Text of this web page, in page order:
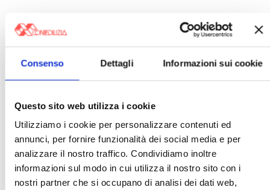
Consenso Dettagli Informazioni sui cookie
Questo sito web utilizza i cookie
Utilizziamo i cookie per personalizzare contenuti ed
annunci, per fornire funzionalità dei social media e per
analizzare il nostro traffico. Condividiamo inoltre
informazioni sul modo in cui utilizza il nostro sito con i
nostri partner che si occupano di analisi dei dati web,
Nome utente:
Password:
Mantienimi
connesso
Accesso